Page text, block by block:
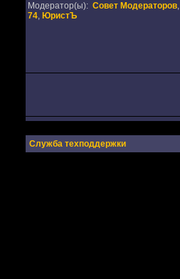
Модератор(ы): Совет Модераторов,
74, ЮристЪ
Служба техподдержки